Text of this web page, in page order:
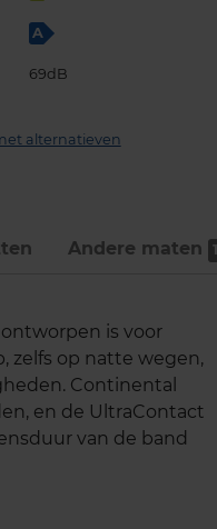
A
69dB
alternatieven
Andere maten
ontworpen is voor
zelfs op natte wegen,
Continental
en de UltraContact
van de band